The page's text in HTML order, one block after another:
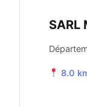
SARL
8.0